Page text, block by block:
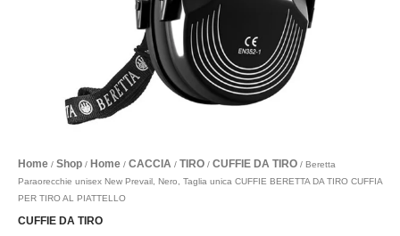
Home / Shop / Home / CACCIA / TIRO / CUFFIE DA TIRO / Beretta
Paraorecchie unisex New Prevail, Nero, Taglia unica CUFFIE BERETTA DA TIRO CUFFIA
PER TIRO AL PIATTELLO
CUFFIE DA TIRO